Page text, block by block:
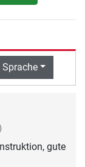
Sprache
gute